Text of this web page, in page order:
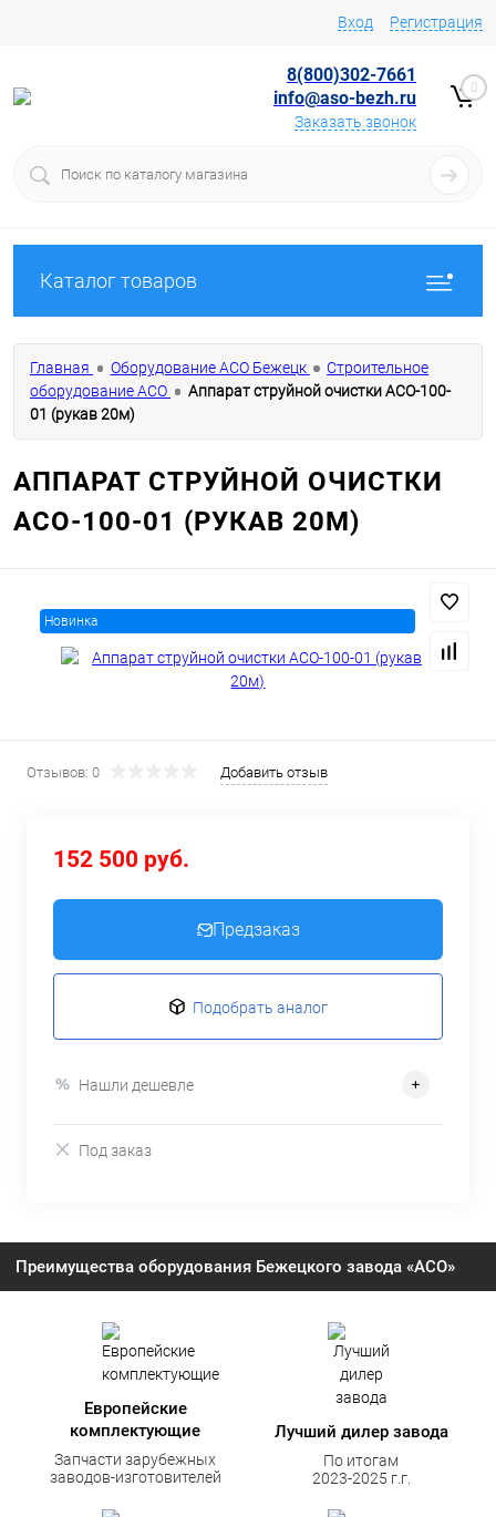
Вход Регистрация
8(800)302-7661
info@aso-bezh.ru
Заказать звонок
0
Каталог товаров
Главная Оборудование АСО Бежецк
Строительное
оборудование АСО
Аппарат струйной очистки АСО-100-
01 (рукав 20м)
АППАРАТ СТРУЙНОЙ ОЧИСТКИ
АСО-100-01 (РУКАВ 20М)
Новинка
Отзывов: 0 Добавить отзыв
152 500 руб.
Предзаказ
Подобрать аналог
Нашли дешевле
Под заказ
Преимущества оборудования Бежецкого завода «АСО»
Европейские
комплектующие
Запчасти зарубежных
заводов-изготовителей
Лучший дилер завода
По итогам
2023-2025 г.г.